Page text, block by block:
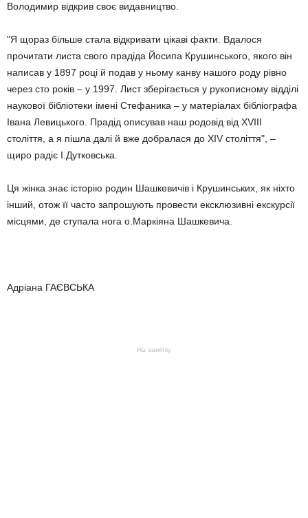
Володимир відкрив своє видавництво.
"Я щораз більше стала відкривати цікаві факти. Вдалося
прочитати листа свого прадіда Йосипа Крушинського, якого він
написав у 1897 році й подав у ньому канву нашого роду рівно
через сто років – у 1997. Лист зберігається у рукописному відділі
наукової бібліотеки імені Стефаника – у матеріалах бібліографа
Івана Левицького. Прадід описував наш родовід від XVIІІ
століття, а я пішла далі й вже добралася до XIV століття", –
щиро радіє І.Дутковська.
Ця жінка знає історію родин Шашкевичів і Крушинських, як ніхто
інший, отож її часто запрошують провести ексклюзивні екскурсії
місцями, де ступала нога о.Маркіяна Шашкевича.
Адріана ГАЄВСЬКА
На замітку